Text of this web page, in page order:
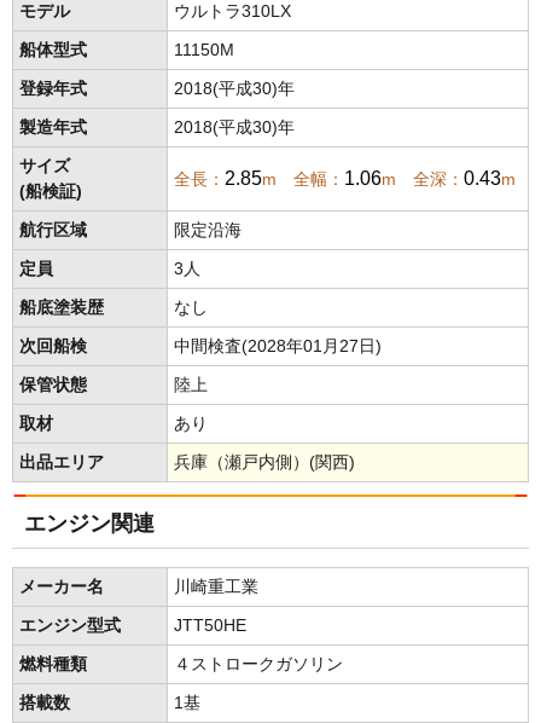
モデル ウルトラ310LX
船体型式 11150M
登録年式 2018(平成30)年
製造年式 2018(平成30)年
サイズ
(船検証)
全長： 2.85m 全幅： 1.06m 全深： 0.43m
航行区域 限定沿海
定員 3人
船底塗装歴 なし
次回船検 中間検査(2028年01月27日)
保管状態 陸上
取材 あり
出品エリア 兵庫（瀬戸内側）(関西)
エンジン関連
メーカー名 川崎重工業
エンジン型式 JTT50HE
燃料種類 ４ストロークガソリン
搭載数 1基